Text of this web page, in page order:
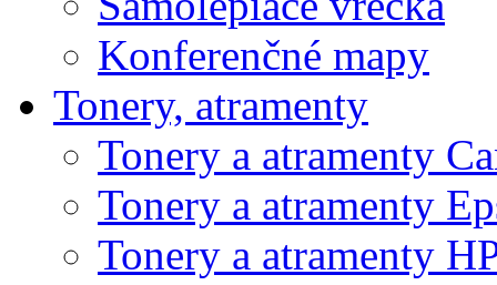
Konferenčné mapy
Tonery, atramenty
Tonery a atramenty
Tonery a atramenty
Tonery a atramenty